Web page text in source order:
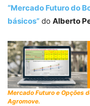
“Mercado Futuro do
básicos” do Alberto
Mercado Futuro e Opções
Agromove.